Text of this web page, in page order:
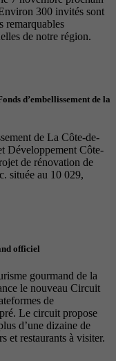
300 invités sont
remarquables
de notre région.
d’embellissement de la
de La Côte-de-
Développement Côte-
de rénovation de
située au 10 029,
officiel
gourmand de la
le nouveau Circuit
de
Le circuit propose
d’une dizaine de
et restaurants à visiter.